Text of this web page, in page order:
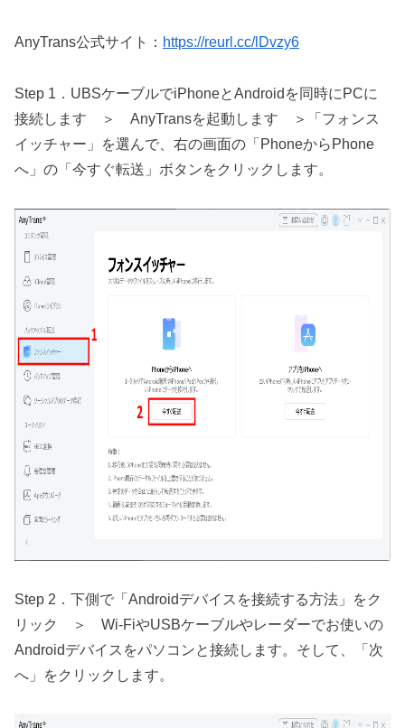
AnyTrans公式サイト： https://reurl.cc/lDvzy6
Step 1．UBSケーブルでiPhoneとAndroidを同時にPCに
接続します ＞ AnyTransを起動します ＞「フォンス
イッチャー」を選んで、右の画面の「PhoneからPhone
へ」の「今すぐ転送」ボタンをクリックします。
Step 2．下側で「Androidデバイスを接続する方法」をク
リック ＞ Wi-FiやUSBケーブルやレーダーでお使いの
Androidデバイスをパソコンと接続します。そして、「次
へ」をクリックします。